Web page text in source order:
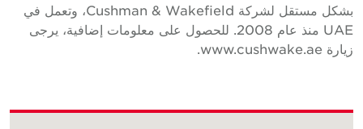
بشكل مستقل لشركة Cushman & Wakefield، وتعمل في
UAE منذ عام 2008. للحصول على معلومات إضافية، يرجى
زيارة www.cushwake.ae.